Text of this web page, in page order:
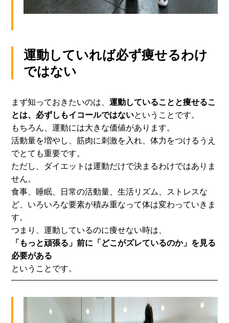
運動していれば必ず痩せるわけ
ではない
まず知っておきたいのは、運動していることと痩せるこ
とは、 必ずしもイコールではないということです。
もちろん、運動には大きな価値があります。
活動量を増やし、筋肉に刺激を入れ、体力をつけるうえ
でとても重要です。
ただし、ダイエットは運動だけで決まるわけではありま
せん。
食事、睡眠、日常の活動量、生活リズム、ストレスな
ど、 いろいろな要素が積み重なって体は変わっていきま
す。
つまり、運動しているのに痩せない時は、
「もっと頑張る」前に「どこがズレているのか」を見る
必要がある
ということです。